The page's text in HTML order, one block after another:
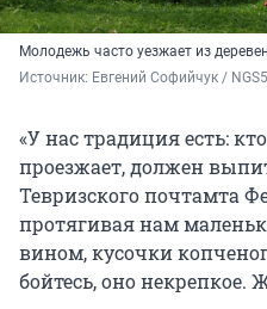
Молодежь часто уезжает из
Источник: Евгений Софийчук /
«У нас традиция есть:
проезжает, должен
Тевризского почтамта
протягивая нам
вином, кусочки
бойтесь, оно некрепкое.